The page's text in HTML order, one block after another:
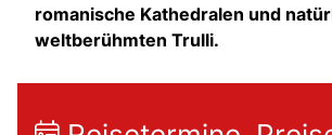
romanische Kathedralen und
weltberühmten Trulli.